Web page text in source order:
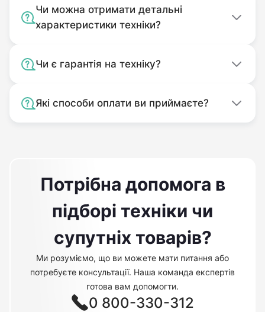
Чи можна отримати детальні
характеристики техніки?
Чи є гарантія на техніку?
Які способи оплати ви приймаєте?
Потрібна допомога в
підборі техніки чи
супутніх товарів?
Ми розуміємо, що ви можете мати питання або
потребуєте консультації. Наша команда експертів
готова вам допомогти.
0 800-330-312